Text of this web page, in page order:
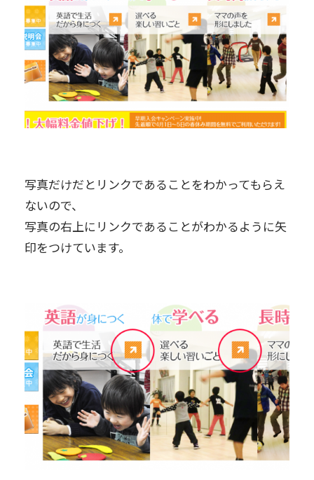
写真だけだとリンクであることをわかってもらえ
ないので、
写真の右上にリンクであることがわかるように矢
印をつけています。